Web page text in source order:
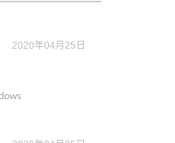
2020年04月25日